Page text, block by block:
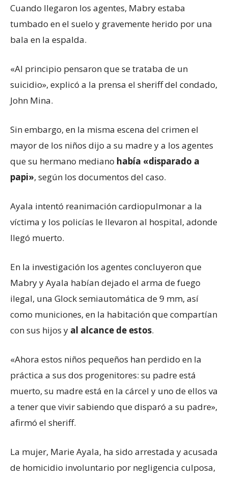
Cuando llegaron los agentes, Mabry estaba
tumbado en el suelo y gravemente herido por una
bala en la espalda.
«Al principio pensaron que se trataba de un
suicidio», explicó a la prensa el sheriff del condado,
John Mina.
Sin embargo, en la misma escena del crimen el
mayor de los niños dijo a su madre y a los agentes
que su hermano mediano había «disparado a
papi», según los documentos del caso.
Ayala intentó reanimación cardiopulmonar a la
víctima y los policías le llevaron al hospital, adonde
llegó muerto.
En la investigación los agentes concluyeron que
Mabry y Ayala habían dejado el arma de fuego
ilegal, una Glock semiautomática de 9 mm, así
como municiones, en la habitación que compartían
con sus hijos y al alcance de estos.
«Ahora estos niños pequeños han perdido en la
práctica a sus dos progenitores: su padre está
muerto, su madre está en la cárcel y uno de ellos va
a tener que vivir sabiendo que disparó a su padre»,
afirmó el sheriff.
La mujer, Marie Ayala, ha sido arrestada y acusada
de homicidio involuntario por negligencia culposa,